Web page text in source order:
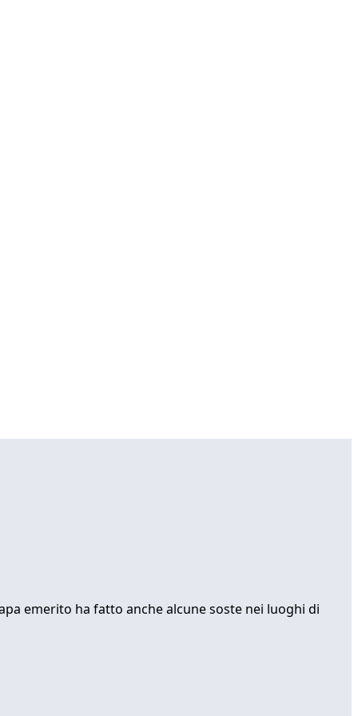
emerito ha fatto anche alcune soste nei luoghi di